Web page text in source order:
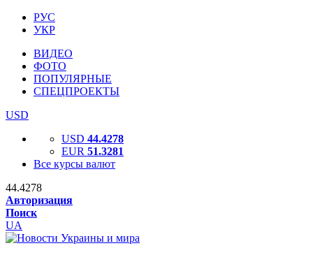
РУС
УКР
ВИДЕО
ФОТО
ПОПУЛЯРНЫЕ
СПЕЦПРОЕКТЫ
USD
USD 44.4278
EUR 51.3281
Все курсы валют
44.4278
Авторизация
Поиск
UA